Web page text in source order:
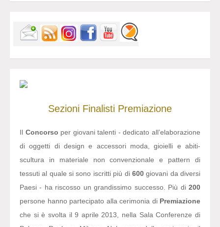
Sezioni Finalisti Premiazione
Il Concorso per giovani talenti - dedicato all’elaborazione
di oggetti di design e accessori moda, gioielli e abiti-
scultura in materiale non convenzionale e pattern di
tessuti al quale si sono iscritti più di 600giovani da diversi
Paesi - ha riscosso un grandissimo successo. Più di 200
persone hanno partecipato alla cerimonia di Premiazione
che si è svolta il 9 aprile 2013, nella Sala Conferenze di